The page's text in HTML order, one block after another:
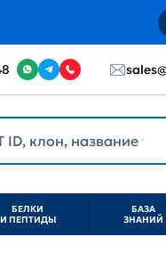
БЕЛКИ
И ПЕПТИДЫ
БАЗА
ЗНАНИЙ